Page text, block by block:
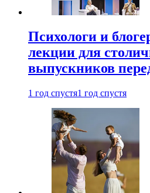
Психологи и
лекции для
выпускников
1 год спустя1 год спустя